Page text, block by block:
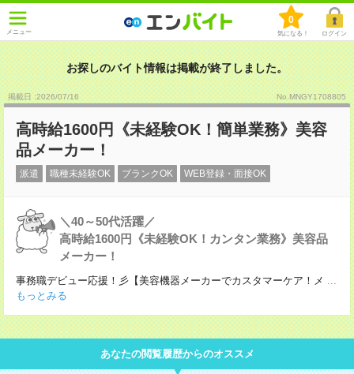
メニュー
0
気になる！ ログイン
お探しのバイト情報は掲載が終了しました。
掲載日 :2026/07/16 No.MNGY1708805
高時給1600円《未経験OK！簡単業務》美容
品メーカー！
派遣 職種未経験OK ブランクOK WEB登録・面接OK
＼40～50代活躍／
高時給1600円《未経験OK！カンタン業務》美容品
メーカー！
事務職デビュー応援！彡【美容機器メーカーでカスタマーケア！メ ...
もっとみる
あなたの閲覧履歴からのオススメ